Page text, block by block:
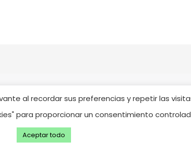
Política
al recordar sus preferencias y repetir las
para proporcionar un consentimiento
Aceptar todo